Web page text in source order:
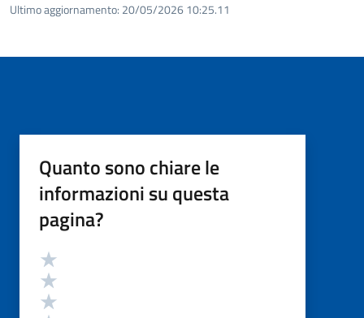
Ultimo aggiornamento: 20/05/2026 10:25.11
Quanto sono chiare le
informazioni su questa
pagina?
Valutazione